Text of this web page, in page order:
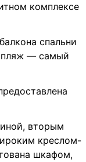
комплексе
спальни
пляж — самый
вторым
креслом-
шкафом,